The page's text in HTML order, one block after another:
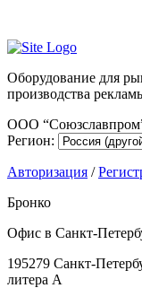
Оборудование для
производства
ООО
Регион:
Авторизация /
Бронко
Офис в Санкт-
195279 Санкт-
литера А